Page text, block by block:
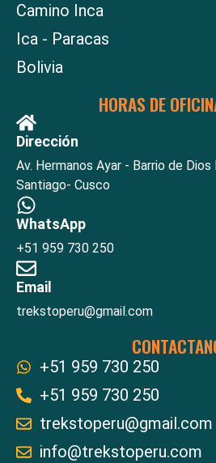
Camino Inca
Ica - Paracas
Bolivia
HORAS DE
Dirección
Av. Hermanos Ayar - Barrio de
Santiago- Cusco
WhatsApp
+51 959 730 250
Email
trekstoperu@gmail.com
+51 959 730 250
+51 959 730 250
trekstoperu@gmail.com
info@trekstoperu.com